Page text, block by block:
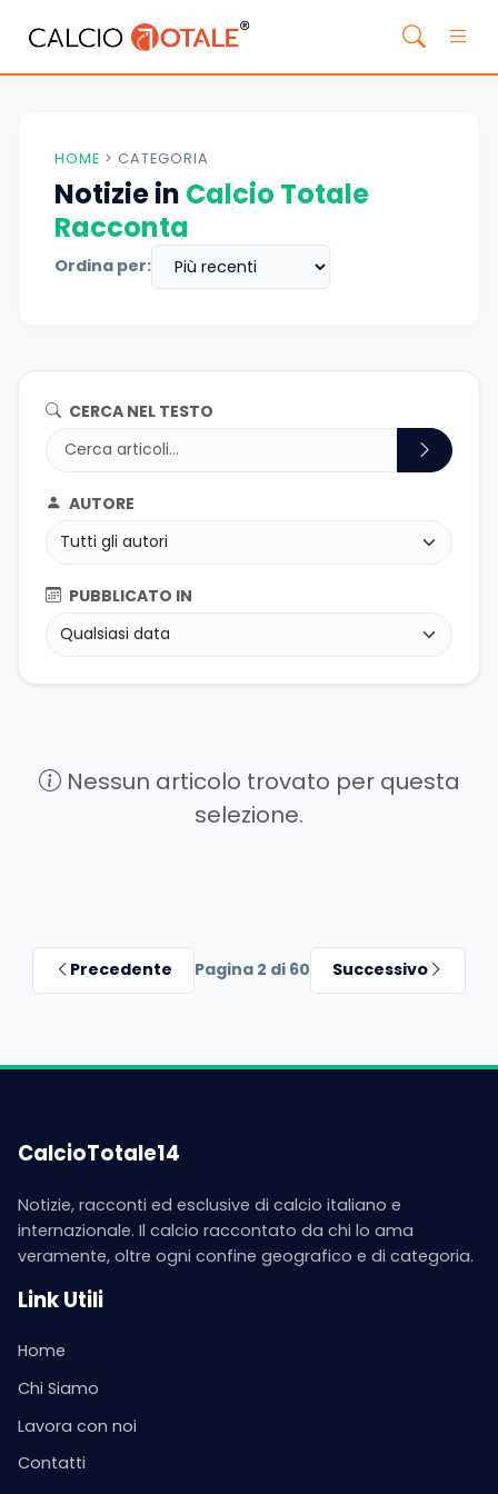
HOME > CATEGORIA
Notizie in Calcio Totale
Racconta
Ordina per:
CERCA NEL TESTO
AUTORE
PUBBLICATO IN
Nessun articolo trovato per questa
selezione.
Precedente Pagina 2 di 60 Successivo
CalcioTotale14
Notizie, racconti ed esclusive di calcio italiano e
internazionale. Il calcio raccontato da chi lo ama
veramente, oltre ogni confine geografico e di categoria.
Link Utili
Home
Chi Siamo
Lavora con noi
Contatti